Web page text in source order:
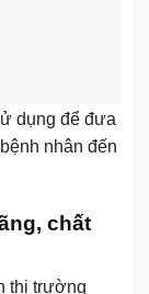
dụng để đưa
nhân đến
chất
thị trường